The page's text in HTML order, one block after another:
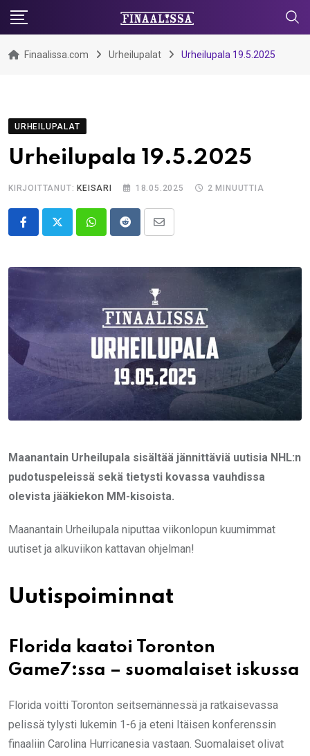
Skip
content
Finaalissa.com Urheilupalat Urheilupala 19.5.2025
URHEILUPALAT
Urheilupala 19.5.2025
KIRJOITTANUT: KEISARI 18.05.2025 2 MINUUTTIA
WhatsappRedditShare
Email
Maanantain Urheilupala sisältää jännittäviä uutisia NHL:n
pudotuspeleissä sekä tietysti kovassa vauhdissa
olevista jääkiekon MM-kisoista.
Maanantain Urheilupala niputtaa viikonlopun kuumimmat
uutiset ja alkuviikon kattavan ohjelman!
Uutispoiminnat
Florida kaatoi Toronton
Game7:ssa – suomalaiset iskussa
Florida voitti Toronton seitsemännessä ja ratkaisevassa
pelissä tylysti lukemin 1-6 ja eteni Itäisen konferenssin
finaaliin Carolina Hurricanesia vastaan. Suomalaiset olivat